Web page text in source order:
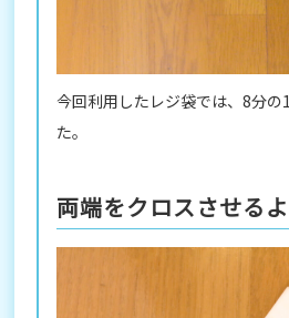
今回利用したレジ袋では、8分の
た。
両端をクロスさせる